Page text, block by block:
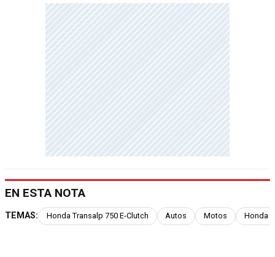
EN ESTA NOTA
TEMAS: Honda Transalp 750 E-Clutch Autos Motos Honda